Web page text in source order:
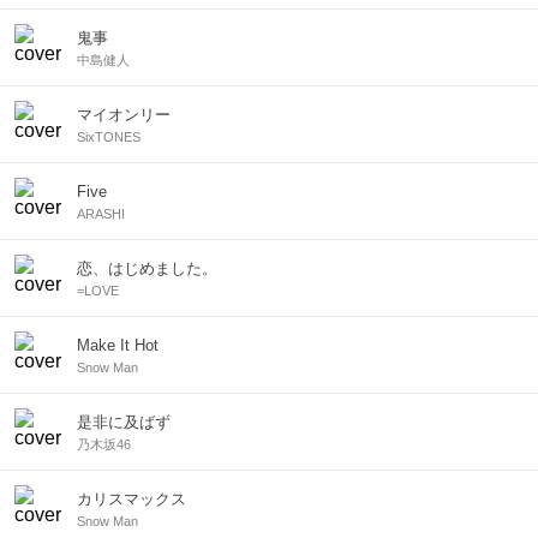
鬼事
中島健人
マイオンリー
SixTONES
Five
ARASHI
恋、はじめました。
=LOVE
Make It Hot
Snow Man
是非に及ばず
乃木坂46
カリスマックス
Snow Man